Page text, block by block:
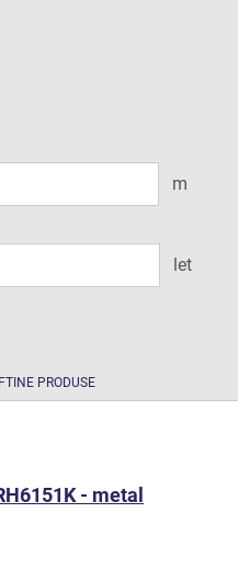
m
let
PRODUSE
- metal